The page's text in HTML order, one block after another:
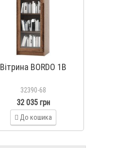
Вітрина BORDO 1В
32390-68
32 035 грн
До кошика